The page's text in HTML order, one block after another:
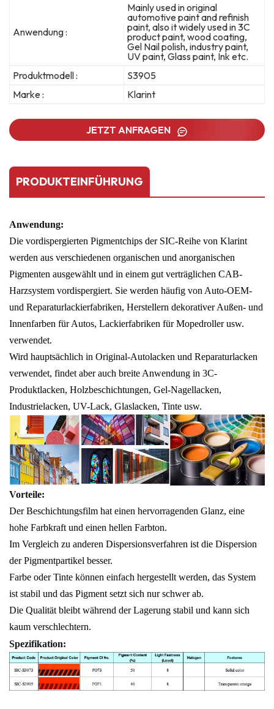
Anwendung :
Mainly used in original
automotive paint and refinish
paint, also it widely used in 3C
product paint, wood coating,
Gel Nail polish, industry paint,
UV paint, Glass paint, Ink etc.
Produktmodell :
S3905
Marke :
Klarint
JETZT ANFRAGEN
PRODUKTEINFÜHRUNG
Anwendung:
Die vordispergierten Pigmentchips der SIC-Reihe von Klarint
werden aus verschiedenen organischen und anorganischen
Pigmenten ausgewählt und in einem gut verträglichen CAB-
Harzsystem vordispergiert. Sie werden häufig von Auto-OEM-
und Reparaturlackierfabriken, Herstellern dekorativer Außen- und
Innenfarben für Autos, Lackierfabriken für Mopedroller usw.
verwendet.
Wird hauptsächlich in Original-Autolacken und Reparaturlacken
verwendet, findet aber auch breite Anwendung in 3C-
Produktlacken, Holzbeschichtungen, Gel-Nagellacken,
Industrielacken, UV-Lack, Glaslacken, Tinte usw.
Vorteile:
Der Beschichtungsfilm hat einen hervorragenden Glanz, eine
hohe Farbkraft und einen hellen Farbton.
Im Vergleich zu anderen Dispersionsverfahren ist die Dispersion
der Pigmentpartikel besser.
Farbe oder Tinte können einfach hergestellt werden, das System
ist stabil und das Pigment setzt sich nur schwer ab.
Die Qualität bleibt während der Lagerung stabil und kann sich
kaum verschlechtern.
Spezifikation: